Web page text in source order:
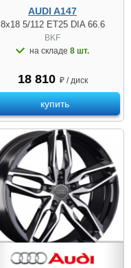
AUDI A147
8x18 5/112 ET25 DIA 66.6
BKF
на складе 8 шт.
18 810 ₽ / диск
купить